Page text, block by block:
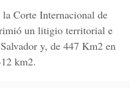
Corte Internacional de
un litigio territorial e
y, de 447 Km2 en
km2.